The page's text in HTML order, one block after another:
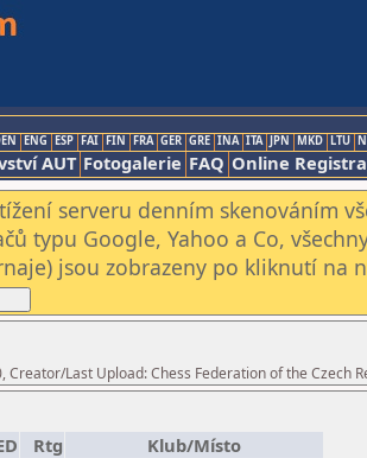
ENG ESP FAI FIN FRA GER GRE INA ITA JPN MKD LTU
AUT Fotogalerie FAQ Online
serveru denním skenováním
typu Google, Yahoo a Co,
jsou zobrazeny po kliknutí na
Creator/Last Upload: Chess Federation of the Czech
Rtg
Klub/Místo